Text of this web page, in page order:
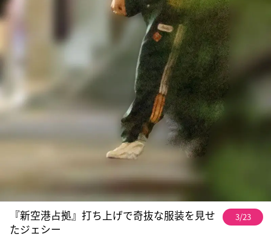
『新空港占拠』打ち上げで奇抜な服装を見せ
たジェシー
3/23